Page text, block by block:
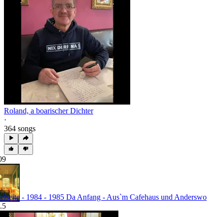
Roland, a boarischer Dichter
·
364 songs
- 1984 - 1985 Da Anfang - Aus`m Cafehaus und Anderswo